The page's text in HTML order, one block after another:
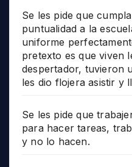
Se les pide que
puntualidad a la
uniforme
pretexto es que viven
despertador, tuvieron
les dio flojera asistir y
Se les pide que
para hacer tareas,
y no lo hacen.